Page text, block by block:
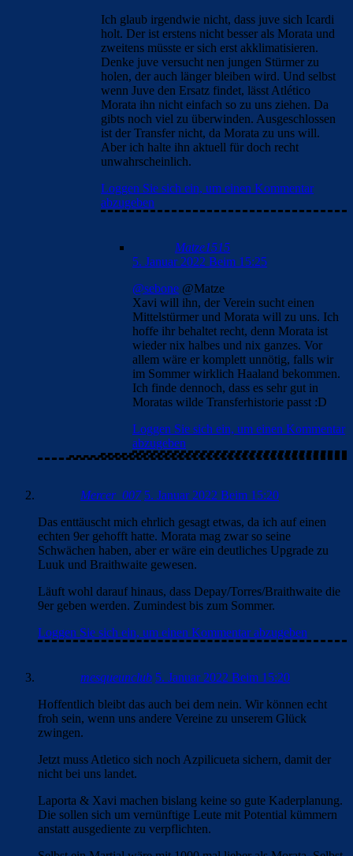
Ich glaub irgendwie nicht, dass juve sich Icardi
holt. Der ist erstens nicht besser als Morata und
zweitens müsste er sich erst akklimatisieren.
Denke juve versucht nen jungen Stürmer zu
holen, der auch länger bleiben wird. Und selbst
wenn Juve den Ersatz findet, lässt Atlético
Morata ihn nicht einfach so zu uns ziehen. Da
gibts noch viel zu überwinden. Ausgeschlossen
ist der Transfer nicht, da Morata zu uns will.
Aber ich halte ihn aktuell für doch recht
unwahrscheinlich.
Loggen Sie sich ein, um einen Kommentar
abzugeben
Matze1515
5. Januar 2022 Beim 15:25
@sebone @Matze
Xavi will ihn, der Verein sucht einen
Mittelstürmer und Morata will zu uns. Ich
hoffe ihr behaltet recht, denn Morata ist
wieder nix halbes und nix ganzes. Vor
allem wäre er komplett unnötig, falls wir
im Sommer wirklich Haaland bekommen.
Ich finde dennoch, dass es sehr gut in
Moratas wilde Transferhistorie passt :D
Loggen Sie sich ein, um einen Kommentar
abzugeben
Mercer_007 5. Januar 2022 Beim 15:20
Das enttäuscht mich ehrlich gesagt etwas, da ich auf einen
echten 9er gehofft hatte. Morata mag zwar so seine
Schwächen haben, aber er wäre ein deutliches Upgrade zu
Luuk und Braithwaite gewesen.
Läuft wohl darauf hinaus, dass Depay/Torres/Braithwaite die
9er geben werden. Zumindest bis zum Sommer.
Loggen Sie sich ein, um einen Kommentar abzugeben
mesqueunclub 5. Januar 2022 Beim 15:20
Hoffentlich bleibt das auch bei dem nein. Wir können echt
froh sein, wenn uns andere Vereine zu unserem Glück
zwingen.
Jetzt muss Atletico sich noch Azpilicueta sichern, damit der
nicht bei uns landet.
Laporta & Xavi machen bislang keine so gute Kaderplanung.
Die sollen sich um vernünftige Leute mit Potential kümmern
anstatt ausgediente zu verpflichten.